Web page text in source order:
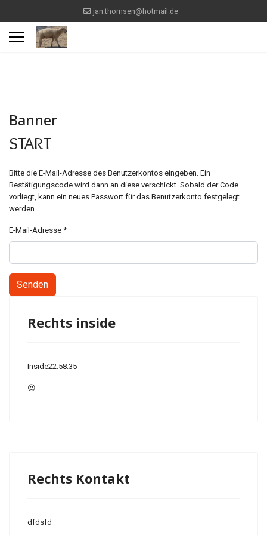
jan.thomsen@hotmail.de
Banner
START
Bitte die E-Mail-Adresse des Benutzerkontos eingeben. Ein
Bestätigungscode wird dann an diese verschickt. Sobald der Code
vorliegt, kann ein neues Passwort für das Benutzerkonto festgelegt
werden.
E-Mail-Adresse *
Senden
Rechts inside
Inside22:58:35
😍
Rechts Kontakt
dfdsfd